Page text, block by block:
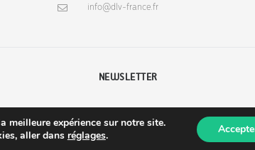
info@dlv-france.fr
NEWSLETTER
meilleure expérience sur notre site.
aller dans réglages.